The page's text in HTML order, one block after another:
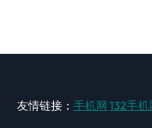
友情链接： 手机网 132手机